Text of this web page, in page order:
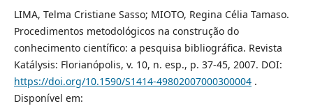
LIMA, Telma Cristiane Sasso; MIOTO, Regina Célia Tamaso.
Procedimentos metodológicos na construção do
conhecimento científico: a pesquisa bibliográfica. Revista
Katálysis: Florianópolis, v. 10, n. esp., p. 37-45, 2007. DOI:
https://doi.org/10.1590/S1414-49802007000300004.
Disponível em: